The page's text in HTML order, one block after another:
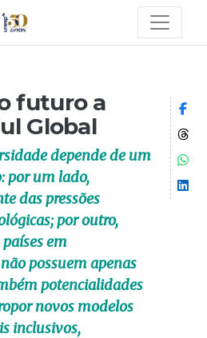
futuro a
Global
depende de um
por um lado,
das pressões
por outro,
em
possuem apenas
potencialidades
novos modelos
inclusivos,